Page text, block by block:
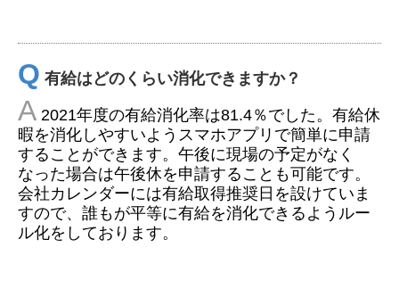
Q 有給はどのくらい消化できますか？
A 2021年度の有給消化率は81.4％でした。有給休
暇を消化しやすいようスマホアプリで簡単に申請
することができます。午後に現場の予定がなく
なった場合は午後休を申請することも可能です。
会社カレンダーには有給取得推奨日を設けていま
すので、誰もが平等に有給を消化できるようルー
ル化をしております。